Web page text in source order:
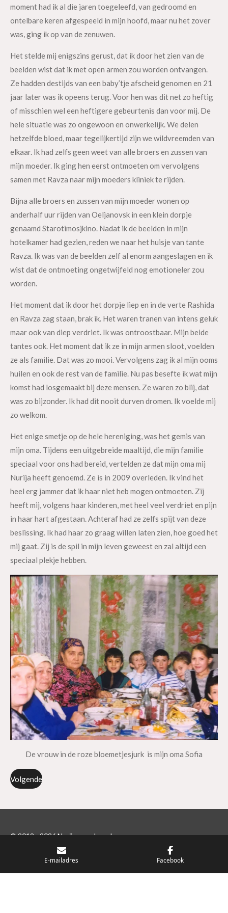
moment had ik al die jaren toegeleefd, van gedroomd en
ontelbare keren afgespeeld in mijn hoofd, maar nu het zover
was, ging ik op van de zenuwen.
Het stelde mij enigszins gerust, dat ik door het zien van de
beelden wist dat ik met open armen zou worden ontvangen.
Ze hadden destijds van een baby’tje afscheid genomen en 21
jaar later was ik opeens terug. Voor hen was dit net zo heftig
of misschien wel een heftigere gebeurtenis dan voor mij. De
hele situatie was zo ongewoon en onwerkelijk. We delen
hetzelfde bloed, maar tegelijkertijd zijn we wildvreemden van
elkaar. Ik had zelfs geen weet van alle broers en zussen van
mijn moeder. Ik ging hen eerst ontmoeten om vervolgens
samen met Ravza naar mijn moeders kliniek te rijden.
Bijna alle broers en zussen van mijn moeder wonen op
anderhalf uur rijden van Oeljanovsk in een klein dorpje
genaamd Starotimosjkino. Nadat ik de beelden in mijn
hotelkamer had gezien, reden we naar het huisje van tante
Ravza. Ik was van de beelden zelf al enorm aangeslagen en ik
wist dat de ontmoeting ongetwijfeld nog emotioneler zou
worden.
Het moment dat ik door het dorpje liep en in de verte Rashida
en Ravza zag staan, brak ik. Het waren tranen van intens geluk
maar ook van diep verdriet. Ik was ontroostbaar. Mijn beide
tantes ook. Het moment dat ik ze in mijn armen sloot, voelden
ze als familie. Dat was zo mooi. Vervolgens zag ik al mijn ooms
huilen en ook de rest van de familie. Nu pas besefte ik wat mijn
komst had losgemaakt bij deze mensen. Ze waren zo blij, dat
was zo bijzonder. Ik had dit nooit durven dromen. Ik voelde mij
zo welkom.
Het enige smetje op de hele hereniging, was het gemis van
mijn oma. Tijdens een uitgebreide maaltijd, die mijn familie
speciaal voor ons had bereid, vertelden ze dat mijn oma mij
Nurija heeft genoemd. Ze is in 2009 overleden. Ik vind het
heel erg jammer dat ik haar niet heb mogen ontmoeten. Zij
heeft mij, volgens haar kinderen, met heel veel verdriet en pijn
in haar hart afgestaan. Achteraf had ze zelfs spijt van deze
beslissing. Ik had haar zo graag willen laten zien, hoe goed het
mij gaat. Zij is de spil in mijn leven geweest en zal altijd een
speciaal plekje hebben.
De vrouw in de roze bloemetjesjurk is mijn oma Sofia
Volgende
© 2019 - 2026 Nurijavanschoonhoven
JouwWeb
E-mailadres Facebook